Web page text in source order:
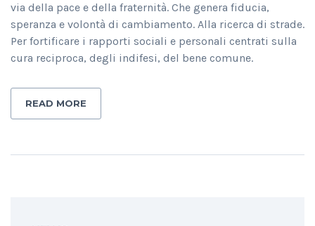
via della pace e della fraternità. Che genera fiducia,
speranza e volontà di cambiamento. Alla ricerca di strade.
Per fortificare i rapporti sociali e personali centrati sulla
cura reciproca, degli indifesi, del bene comune.
READ MORE